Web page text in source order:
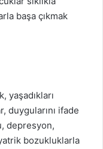
başa çıkmak
yaşadıkları
duygularını ifade
depresyon,
bozukluklarla